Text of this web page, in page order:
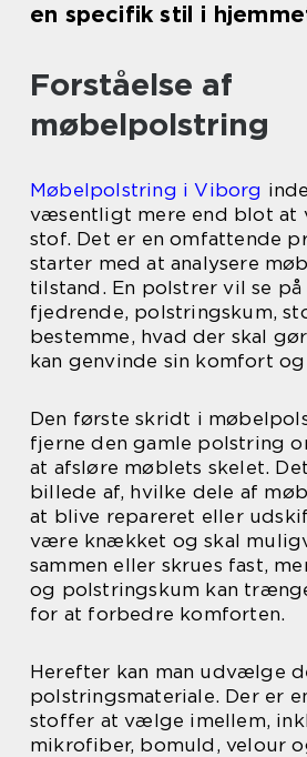
en specifik stil i
Forståelse af
møbelpolstring
Møbelpolstring i Viborg
væsentligt mere end blot at
stof. Det er en omfattende
starter med at analysere
tilstand. En polstrer vil se på
fjedrende, polstringskum,
bestemme, hvad der skal
kan genvinde sin komfort
Den første skridt i
fjerne den gamle polstring
at afsløre møblets skelet.
billede af, hvilke dele af
at blive repareret eller
være knækket og skal
sammen eller skrues fast,
og polstringskum kan
for at forbedre komforten.
Herefter kan man udvælge
polstringsmateriale. Der er
stoffer at vælge imellem,
mikrofiber, bomuld, velour